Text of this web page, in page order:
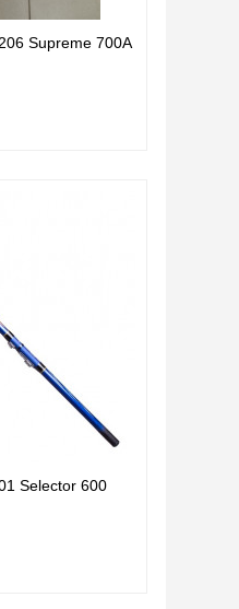
Supreme 700А
Selector 600